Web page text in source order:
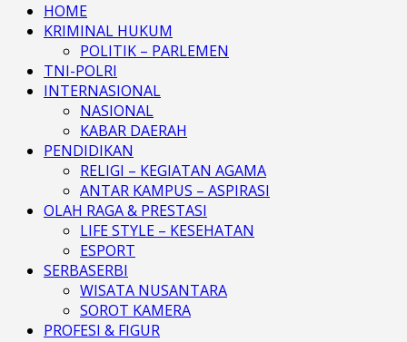
HOME
KRIMINAL HUKUM
POLITIK – PARLEMEN
TNI-POLRI
INTERNASIONAL
NASIONAL
KABAR DAERAH
PENDIDIKAN
RELIGI – KEGIATAN AGAMA
ANTAR KAMPUS – ASPIRASI
OLAH RAGA & PRESTASI
LIFE STYLE – KESEHATAN
ESPORT
SERBASERBI
WISATA NUSANTARA
SOROT KAMERA
PROFESI & FIGUR